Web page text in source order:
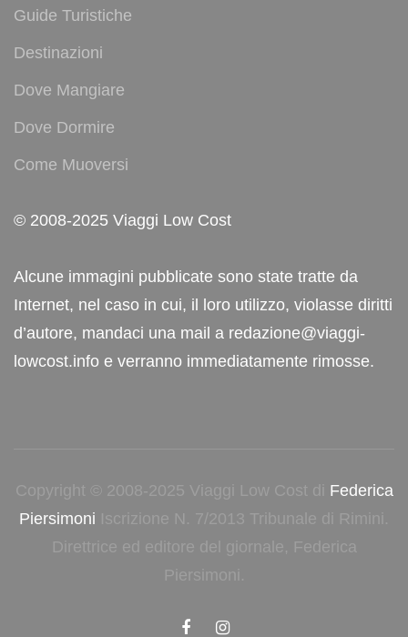
Guide Turistiche
Destinazioni
Dove Mangiare
Dove Dormire
Come Muoversi
© 2008-2025 Viaggi Low Cost
Alcune immagini pubblicate sono state tratte da
Internet, nel caso in cui, il loro utilizzo, violasse diritti
d’autore, mandaci una mail a redazione@viaggi-
lowcost.info e verranno immediatamente rimosse.
Copyright © 2008-2025 Viaggi Low Cost di Federica
Piersimoni Iscrizione N. 7/2013 Tribunale di Rimini.
Direttrice ed editore del giornale, Federica
Piersimoni.